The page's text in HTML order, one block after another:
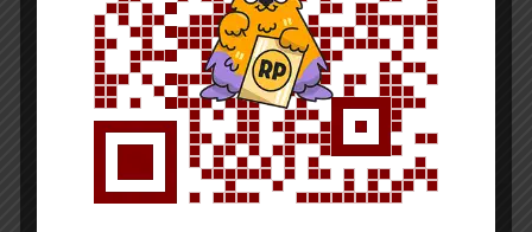
Dark Mode | Moda Gelap
Oleh: Cyntia Lorena Br Tarigan USU, wacana.org –
Tim mahasiswa Universitas Sumatera Utara...
Redaksi 2 menit waktu baca